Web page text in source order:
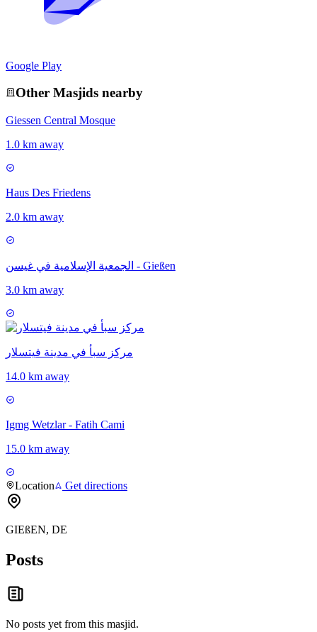
Google Play
Other Masjids nearby
Giessen Central Mosque
1.0 km away
Haus Des Friedens
2.0 km away
الجمعية الإسلامية في غيسن - Gießen
3.0 km away
مركز سبأ في مدينة فيتسلار
14.0 km away
Igmg Wetzlar - Fatih Cami
15.0 km away
Location Get directions
GIEßEN, DE
Posts
No posts yet from this masjid.